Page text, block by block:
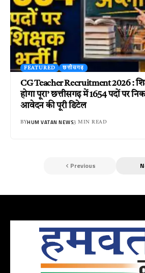
FEATURED छत्तीसगढ़
CG Teacher Recruitment 2026 :
होगा पूरा’ छत्तीसगढ़ में 1654 पदों पर
आवेदन की पूरी डिटेल
BYHUM VATAN NEWS3 MIN READ
Previous